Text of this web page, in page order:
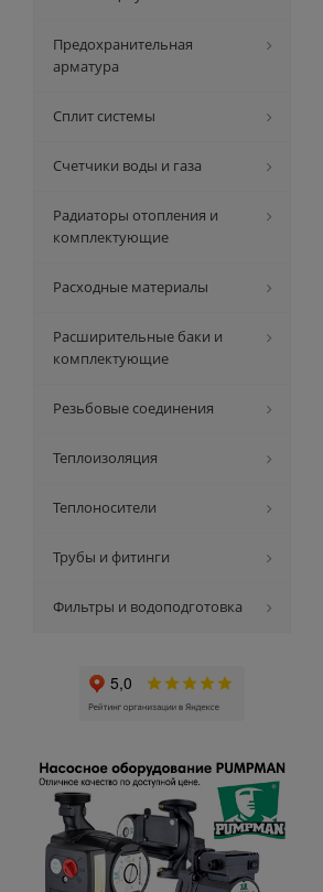
Предохранительная
арматура
Сплит системы
Счетчики воды и газа
Радиаторы отопления и
комплектующие
Расходные материалы
Расширительные баки и
комплектующие
Резьбовые соединения
Теплоизоляция
Теплоносители
Трубы и фитинги
Фильтры и водоподготовка